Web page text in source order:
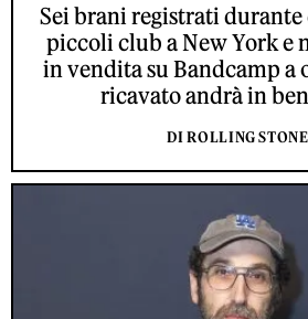
Sei brani registrati
piccoli club a New York e
in vendita su Bandcamp a
ricavato andrà in
DI ROLLING